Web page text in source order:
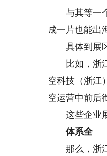
与其等一个
成一片也能出
具体到展区
比如，浙江
空科技（浙江
空运营中前后
这些企业展
体系全
那么，浙江